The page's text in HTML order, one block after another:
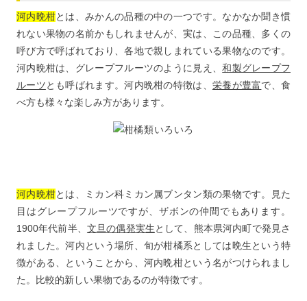
河内晩柑とは、みかんの品種の中の一つです。なかなか聞き慣
れない果物の名前かもしれませんが、実は、この品種、多くの
呼び方で呼ばれており、各地で親しまれている果物なのです。
河内晩柑は、グレープフルーツのように見え、和製グレープフ
ルーツとも呼ばれます。河内晩柑の特徴は、 栄養が豊富で、食
べ方も様々な楽しみ方があります。
河内晩柑とは、ミカン科ミカン属ブンタン類の果物です。見た
目はグレープフルーツですが、ザボンの仲間でもあります。
1900年代前半、 文旦の偶発実生として、熊本県河内町で発見さ
れました。河内という場所、旬が柑橘系としては晩生という特
徴がある、ということから、河内晩柑という名がつけられまし
た。比較的新しい果物であるのが特徴です。